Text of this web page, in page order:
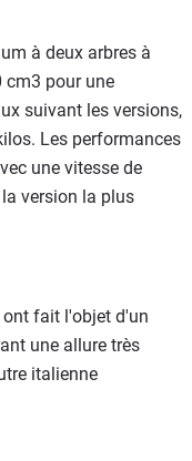
à deux arbres à
cm3 pour une
suivant les versions,
Les performances
une vitesse de
version la plus
fait l'objet d'un
une allure très
italienne